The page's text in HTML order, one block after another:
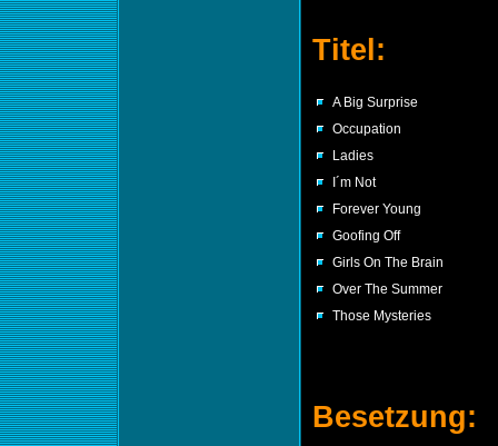
Titel:
A Big Surprise
Occupation
Ladies
I´m Not
Forever Young
Goofing Off
Girls On The Brain
Over The Summer
Those Mysteries
Besetzung: